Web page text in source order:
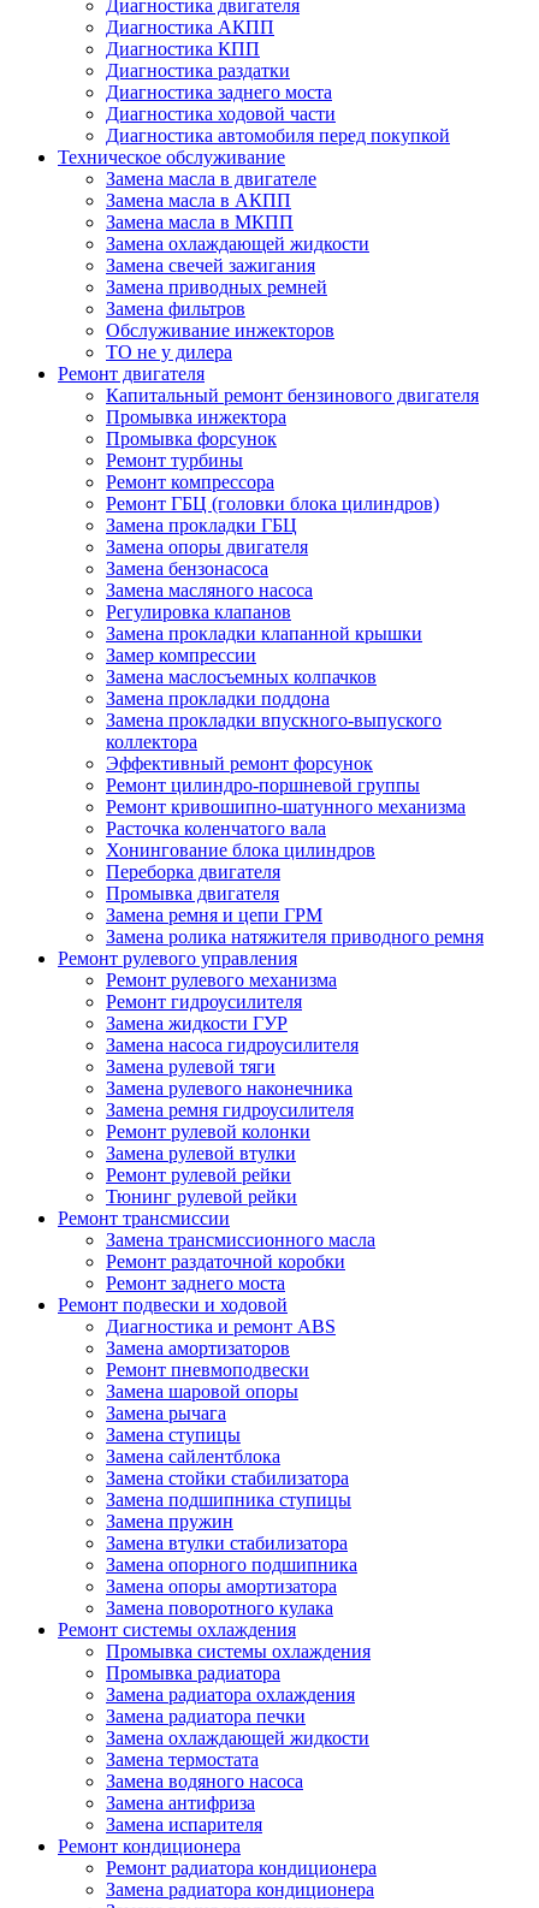
Диагностика двигателя
Диагностика АКПП
Диагностика КПП
Диагностика раздатки
Диагностика заднего моста
Диагностика ходовой части
Диагностика автомобиля перед покупкой
Техническое обслуживание
Замена масла в двигателе
Замена масла в АКПП
Замена масла в МКПП
Замена охлаждающей жидкости
Замена свечей зажигания
Замена приводных ремней
Замена фильтров
Обслуживание инжекторов
ТО не у дилера
Ремонт двигателя
Капитальный ремонт бензинового двигателя
Промывка инжектора
Промывка форсунок
Ремонт турбины
Ремонт компрессора
Ремонт ГБЦ (головки блока цилиндров)
Замена прокладки ГБЦ
Замена опоры двигателя
Замена бензонасоса
Замена масляного насоса
Регулировка клапанов
Замена прокладки клапанной крышки
Замер компрессии
Замена маслосъемных колпачков
Замена прокладки поддона
Замена прокладки впускного-выпуского
коллектора
Эффективный ремонт форсунок
Ремонт цилиндро-поршневой группы
Ремонт кривошипно-шатунного механизма
Расточка коленчатого вала
Хонингование блока цилиндров
Переборка двигателя
Промывка двигателя
Замена ремня и цепи ГРМ
Замена ролика натяжителя приводного ремня
Ремонт рулевого управления
Ремонт рулевого механизма
Ремонт гидроусилителя
Замена жидкости ГУР
Замена насоса гидроусилителя
Замена рулевой тяги
Замена рулевого наконечника
Замена ремня гидроусилителя
Ремонт рулевой колонки
Замена рулевой втулки
Ремонт рулевой рейки
Тюнинг рулевой рейки
Ремонт трансмиссии
Замена трансмиссионного масла
Ремонт раздаточной коробки
Ремонт заднего моста
Ремонт подвески и ходовой
Диагностика и ремонт ABS
Замена амортизаторов
Ремонт пневмоподвески
Замена шаровой опоры
Замена рычага
Замена ступицы
Замена сайлентблока
Замена стойки стабилизатора
Замена подшипника ступицы
Замена пружин
Замена втулки стабилизатора
Замена опорного подшипника
Замена опоры амортизатора
Замена поворотного кулака
Ремонт системы охлаждения
Промывка системы охлаждения
Промывка радиатора
Замена радиатора охлаждения
Замена радиатора печки
Замена охлаждающей жидкости
Замена термостата
Замена водяного насоса
Замена антифриза
Замена испарителя
Ремонт кондиционера
Ремонт радиатора кондиционера
Замена радиатора кондиционера